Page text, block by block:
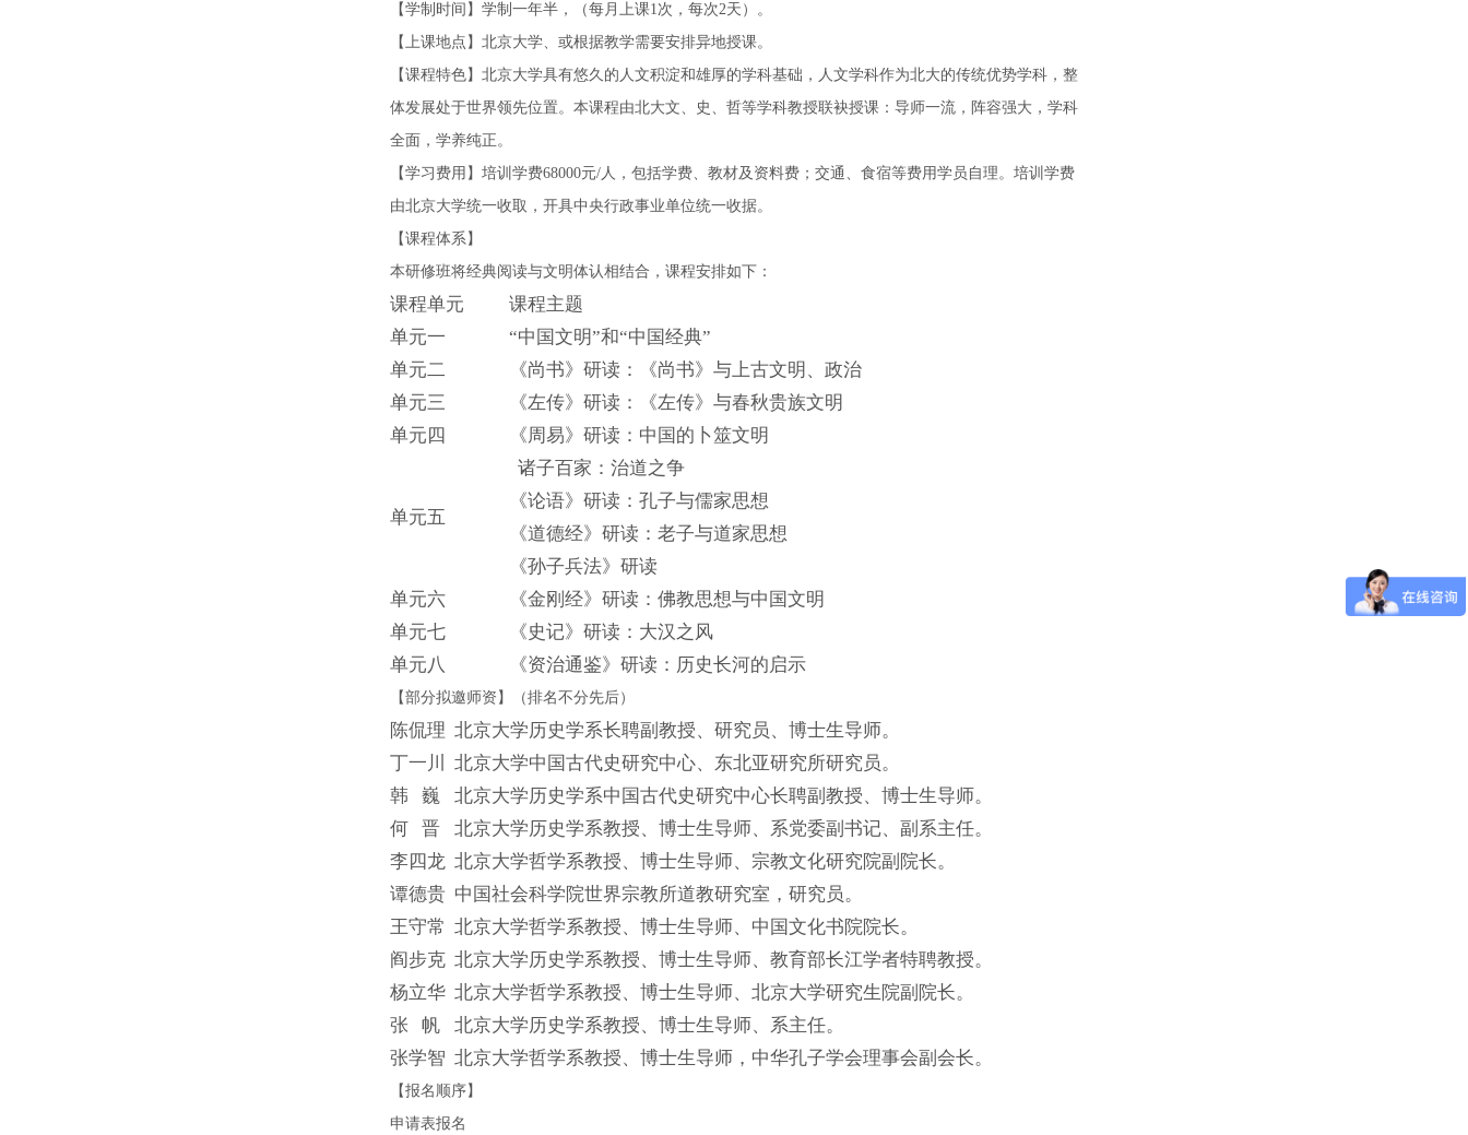
【学制时间】学制一年半，（每月上课1次，每次2天）。
【上课地点】北京大学、或根据教学需要安排异地授课。
【课程特色】北京大学具有悠久的人文积淀和雄厚的学科基础，人文学科作为北大的传统优势学科，整
体发展处于世界领先位置。本课程由北大文、史、哲等学科教授联袂授课：导师一流，阵容强大，学科
全面，学养纯正。
【学习费用】培训学费68000元/人，包括学费、教材及资料费；交通、食宿等费用学员自理。培训学费
由北京大学统一收取，开具中央行政事业单位统一收据。
【课程体系】
本研修班将经典阅读与文明体认相结合，课程安排如下：
课程单元
课程主题
单元一
“中国文明”和“中国经典”
单元二
《尚书》研读：《尚书》与上古文明、政治
单元三
《左传》研读：《左传》与春秋贵族文明
单元四
《周易》研读：中国的卜筮文明
单元五
诸子百家：治道之争
《论语》研读：孔子与儒家思想
《道德经》研读：老子与道家思想
《孙子兵法》研读
单元六
《金刚经》研读：佛教思想与中国文明
单元七
《史记》研读：大汉之风
单元八
《资治通鉴》研读：历史长河的启示
【部分拟邀师资】（排名不分先后）
陈侃理 北京大学历史学系长聘副教授、研究员、博士生导师。
丁一川
北京大学中国古代史研究中心、东北亚研究所研究员。
韩 巍
北京大学历史学系中国古代史研究中心长聘副教授、博士生导师。
何 晋
北京大学历史学系教授、博士生导师、系党委副书记、副系主任。
李四龙 北京大学哲学系教授、博士生导师、宗教文化研究院副院长。
谭德贵 中国社会科学院世界宗教所道教研究室，研究员。
王守常 北京大学哲学系教授、博士生导师、中国文化书院院长。
阎步克 北京大学历史学系教授、博士生导师、教育部长江学者特聘教授。
杨立华 北京大学哲学系教授、博士生导师、北京大学研究生院副院长。
张 帆
北京大学历史学系教授、博士生导师、系主任。
张学智 北京大学哲学系教授、博士生导师，中华孔子学会理事会副会长。
【报名顺序】
申请表报名